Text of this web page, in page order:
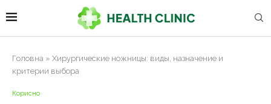
Головна » Хирургические ножницы: виды, назначение и
критерии выбора
Корисно